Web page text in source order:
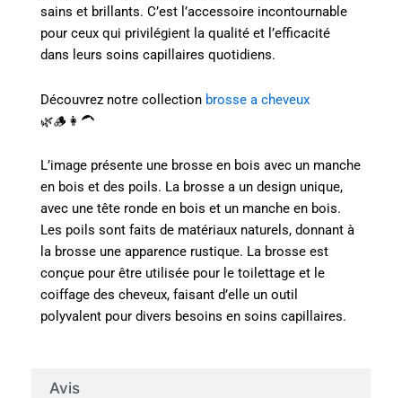
Avis
sains et brillants. C’est l’accessoire incontournable
pour ceux qui privilégient la qualité et l’efficacité
dans leurs soins capillaires quotidiens.
Découvrez notre collection brosse a cheveux
🌿🪵👩‍🦱
L’image présente une brosse en bois avec un manche
en bois et des poils. La brosse a un design unique,
avec une tête ronde en bois et un manche en bois.
Les poils sont faits de matériaux naturels, donnant à
la brosse une apparence rustique. La brosse est
conçue pour être utilisée pour le toilettage et le
coiffage des cheveux, faisant d’elle un outil
polyvalent pour divers besoins en soins capillaires.